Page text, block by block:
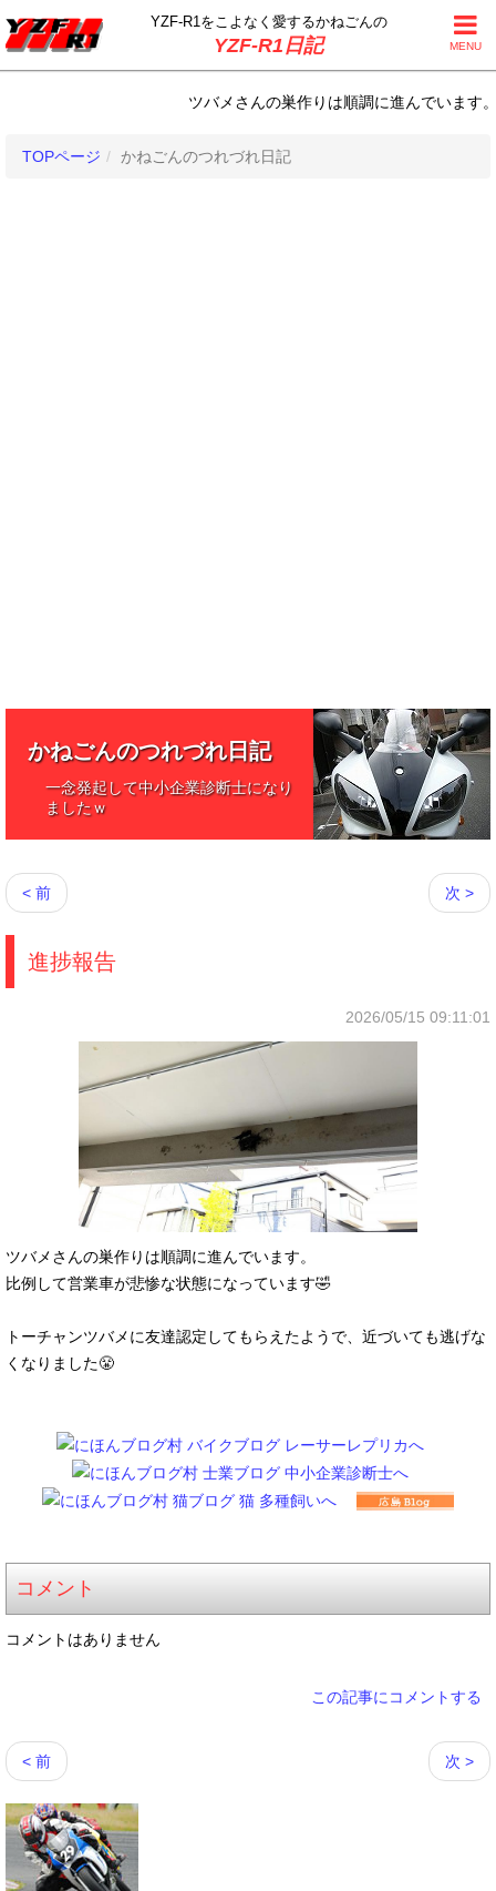
MENU
YZF-R1をこよなく 愛するかねごんの
YZF-R1日記
ツバメさんの巣作りは順調に進んでいます
TOPページ かねごんのつれづれ日記
かねごんのつれづれ日記
一念発起して中小企業診断士になり
ましたｗ
< 前 次 >
進捗報告
2026/05/15 09:11:01
ツバメさんの巣作りは順調に進んでいます。
比例して営業車が悲惨な状態になっています🤣
トーチャンツバメに友達認定してもらえたようで、近づいても逃げな
くなりました😤
コメント
コメントはありません
この記事にコメントする
< 前 次 >